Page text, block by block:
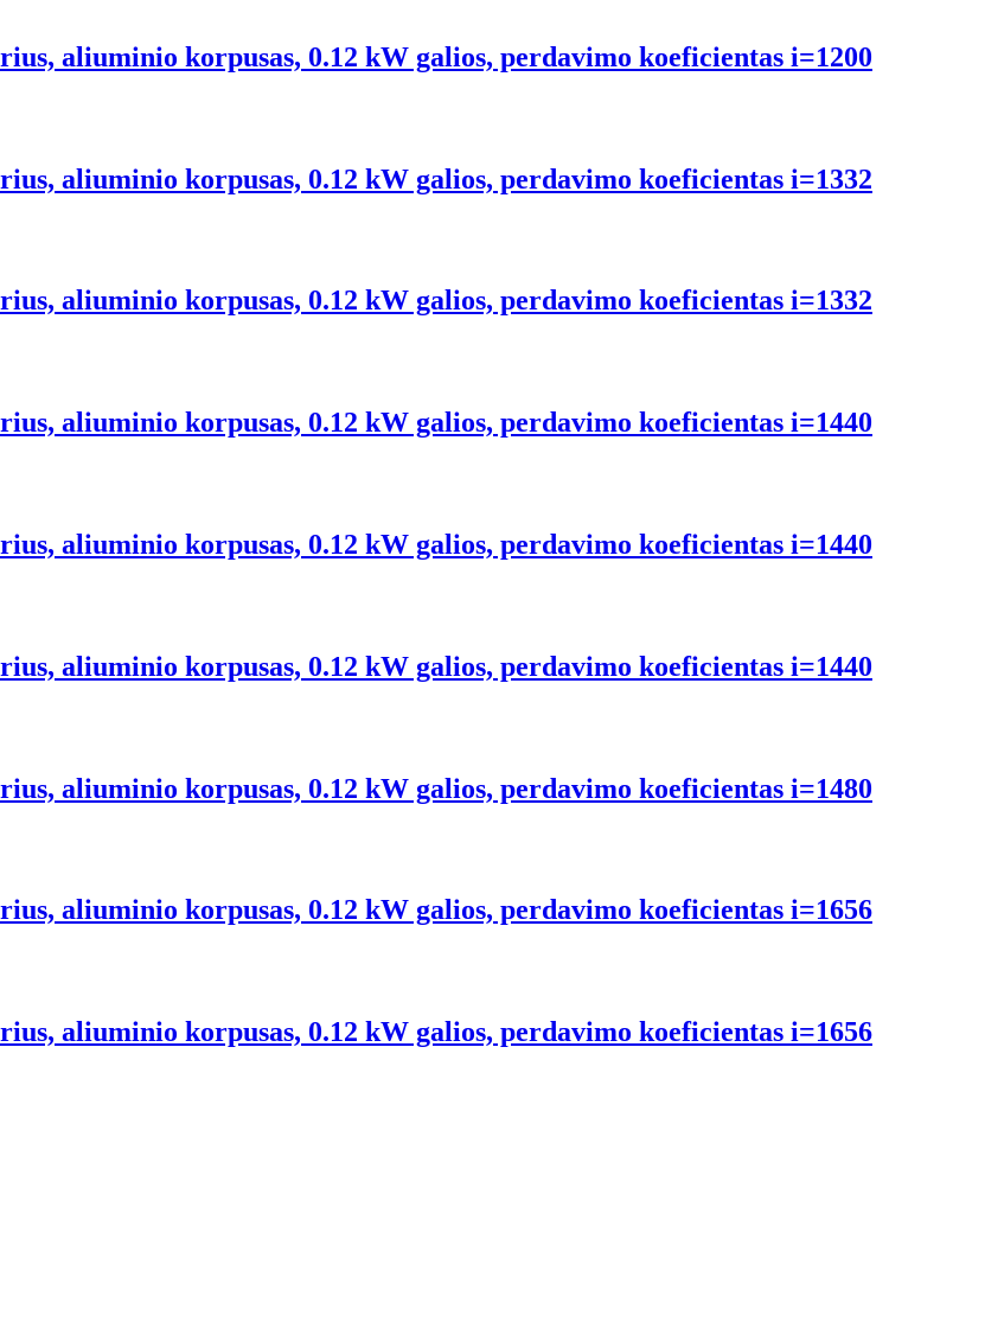
aliuminio korpusas, 0.12 kW galios, perdavimo koeficientas i=1200
aliuminio korpusas, 0.12 kW galios, perdavimo koeficientas i=1332
aliuminio korpusas, 0.12 kW galios, perdavimo koeficientas i=1332
aliuminio korpusas, 0.12 kW galios, perdavimo koeficientas i=1440
aliuminio korpusas, 0.12 kW galios, perdavimo koeficientas i=1440
aliuminio korpusas, 0.12 kW galios, perdavimo koeficientas i=1440
aliuminio korpusas, 0.12 kW galios, perdavimo koeficientas i=1480
aliuminio korpusas, 0.12 kW galios, perdavimo koeficientas i=1656
aliuminio korpusas, 0.12 kW galios, perdavimo koeficientas i=1656